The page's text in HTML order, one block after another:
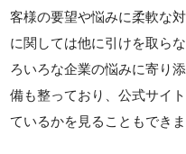
客様の要望や悩みに柔軟な
に関しては他に引けを取ら
ろいろな企業の悩みに寄り
備も整っており、公式サイ
ているかを見ることもできま